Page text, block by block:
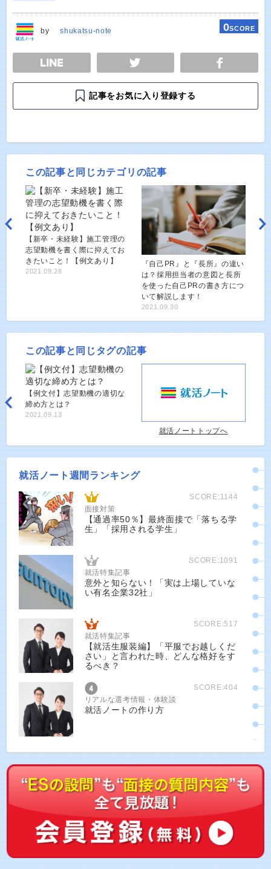
by shukatsu-note 0SCORE
TWEET
記事をお気に入り登録する
この記事と同じカテゴリの記事
【新卒・未経験】施工管理の
志望動機を書く際に抑えてお
きたいこと！【例文あり】
2021.09.28
『自己PR』と『長所』の違い
は？採用担当者の意図と長所
を使った自己PRの書き方につ
いて解説します！
2021.09.30
この記事と同じタグの記事
【例文付】志望動機の適切な
締め方とは？
2021.09.13
就活ノートトップへ
就活ノート週間ランキング
SCORE:1144
面接対策
【通過率50％】最終面接で「落ちる学
生」「採用される学生」
SCORE:1091
就活特集記事
意外と知らない！「実は上場していな
い有名企業32社」
SCORE:517
就活特集記事
【就活生服装編】「平服でお越しくだ
さい」と言われた時、どんな格好をす
るべき？
SCORE:404
リアルな選考情報・体験談
就活ノートの作り方